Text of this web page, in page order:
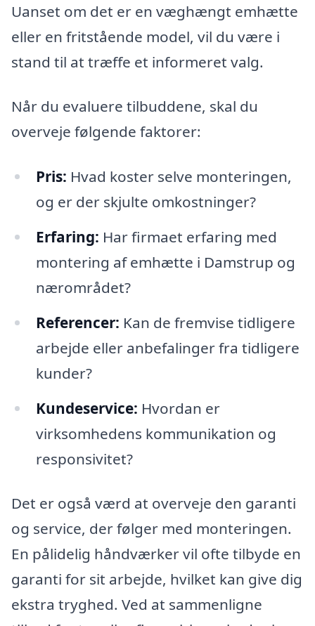
Uanset om det er en væghængt emhætte
eller en fritstående model, vil du være i
stand til at træffe et informeret valg.
Når du evaluere tilbuddene, skal du
overveje følgende faktorer:
Pris: Hvad koster selve monteringen,
og er der skjulte omkostninger?
Erfaring: Har firmaet erfaring med
montering af emhætte i Damstrup og
nærområdet?
Referencer: Kan de fremvise tidligere
arbejde eller anbefalinger fra tidligere
kunder?
Kundeservice: Hvordan er
virksomhedens kommunikation og
responsivitet?
Det er også værd at overveje den garanti
og service, der følger med monteringen.
En pålidelig håndværker vil ofte tilbyde en
garanti for sit arbejde, hvilket kan give dig
ekstra tryghed. Ved at sammenligne